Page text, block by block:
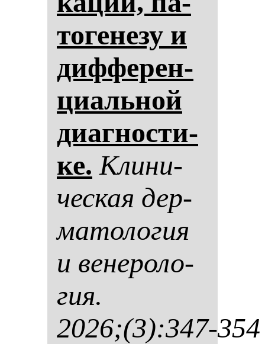
то­ге­не­зу и
диф­фе­рен­
ци­аль­ной
ди­аг­нос­ти­
ке. Кли­ни­
чес­кая дер­
ма­то­ло­гия
и ве­не­ро­ло­
гия.
2026;(3):347-354